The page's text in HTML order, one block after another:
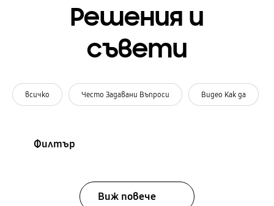
Решения и
съвети
всичко Често Задавани Въпроси Видео Как да
Филтър
Виж повече